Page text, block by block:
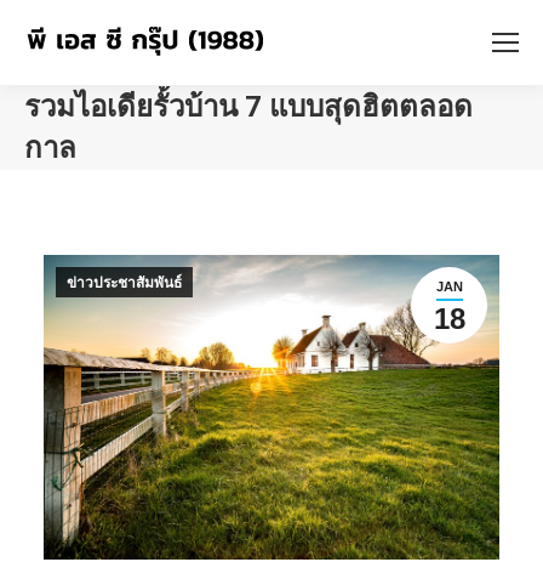
รวมไอเดียรั้วบ้าน 7 แบบสุดฮิตตลอด
กาล
JAN
18
ข่าวประชาสัมพันธ์